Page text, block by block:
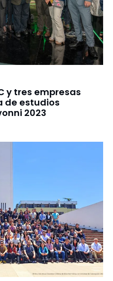
y tres empresas
de estudios
2023